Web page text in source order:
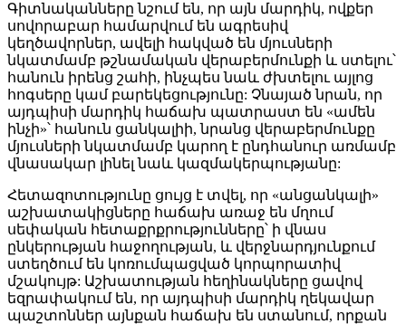
Գիտնականները նշում են, որ այն մարդիկ, ովքեր
սովորաբար համարվում են ագրեսիվ
կեղծավորներ, ավելի հակված են մյուսների
նկատմամբ թշնամական վերաբերմունքի և ստելու՝
հանուն իրենց շահի, ինչպես նաև ժխտելու այլոց
հոգսերը կամ բարեկեցությունը: Չնայած նրան, որ
այդպիսի մարդիկ հաճախ պատրաստ են «ամեն
ինչի»՝ հանուն ցանկալիի, նրանց վերաբերմունքը
մյուսների նկատմամբ կարող է ընդհանուր առմամբ
վնասակար լինել նաև կազմակերպությանը:
Հետազոտությունը ցույց է տվել, որ «անցանկալի»
աշխատակիցները հաճախ առաջ են մղում
սեփական հետաքրքրությունները՝ ի վնաս
ընկերության հաջողության, և վերջնարդյունքում
ստեղծում են կոռումպացված կորպորատիվ
մշակույթ: Աշխատության հեղինակները ցավով
եզրափակում են, որ այդպիսի մարդիկ ղեկավար
պաշտոններ այնքան հաճախ են ստանում, որքան